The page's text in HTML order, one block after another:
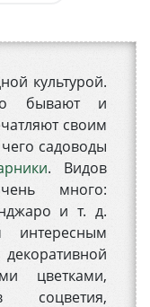
культурой.
бывают и
своим
садоводы
. Видов
много:
и т. д.
интересным
цветками,
соцветия,